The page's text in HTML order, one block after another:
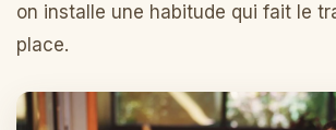
on installe une habitude qui fait le
place.